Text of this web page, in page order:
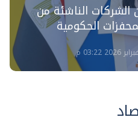
الناشئة من
الحكومية